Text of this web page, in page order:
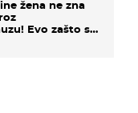
žena ne zna
Evo zašto su